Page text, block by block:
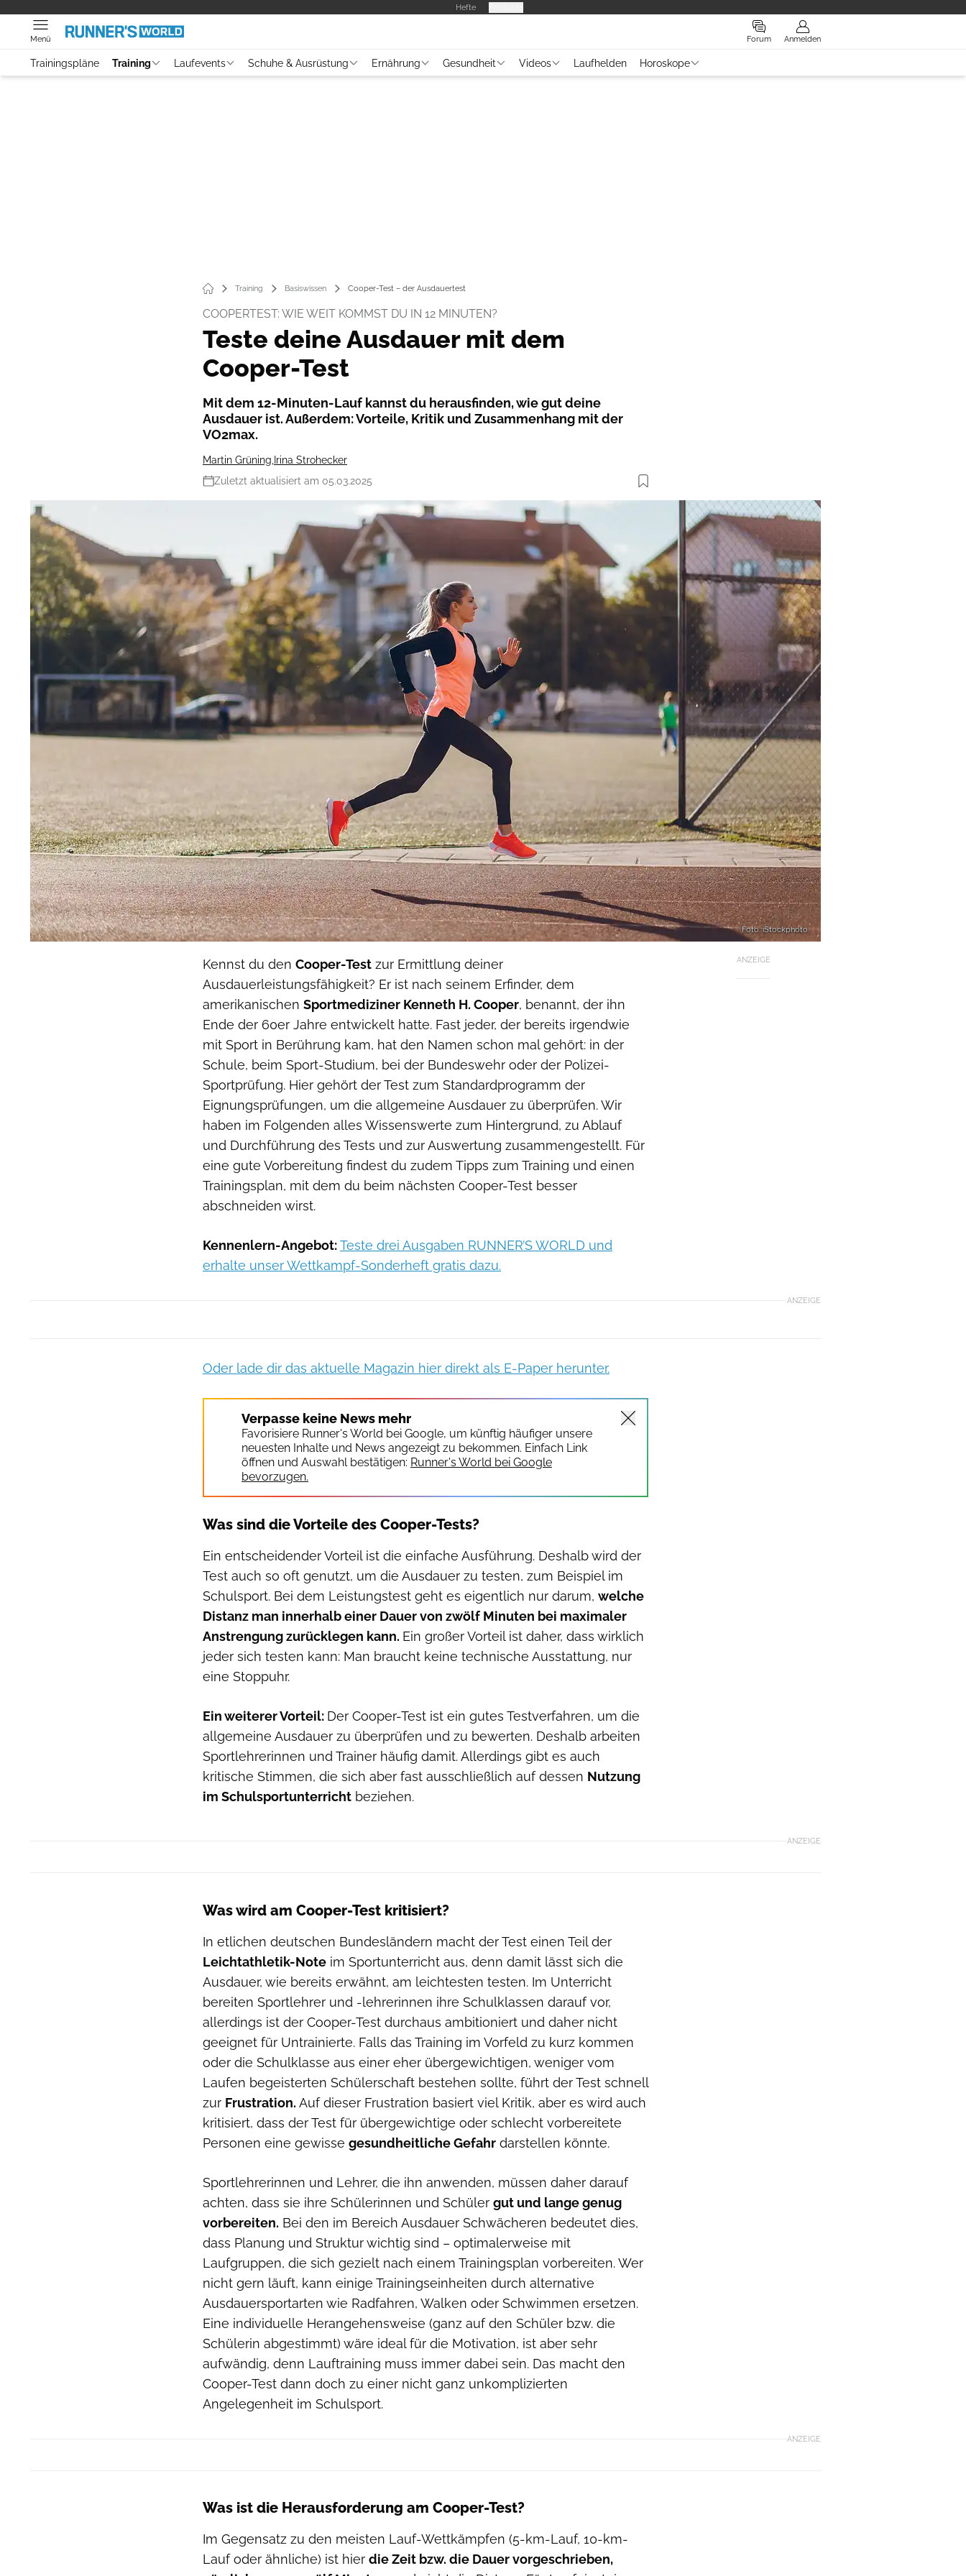
Hefte
Forum Anmelden
Menü
Trainingspläne Training Laufevents Schuhe & Ausrüstung Ernährung Gesundheit Videos Laufhelden Horoskope
Training Basiswissen Cooper-Test – der Ausdauertest
COOPERTEST: WIE WEIT KOMMST DU IN 12 MINUTEN?
Teste deine Ausdauer mit dem
Cooper-Test
Mit dem 12-Minuten-Lauf kannst du herausfinden, wie gut deine
Ausdauer ist. Außerdem: Vorteile, Kritik und Zusammenhang mit der
VO2max.
Martin Grüning Irina Strohecker
Zuletzt aktualisiert am 05.03.2025
Foto: iStockphoto
ANZEIGE
Kennst du den Cooper-Test zur Ermittlung deiner
Ausdauerleistungsfähigkeit? Er ist nach seinem Erfinder, dem
amerikanischen Sportmediziner Kenneth H. Cooper, benannt, der ihn
Ende der 60er Jahre entwickelt hatte. Fast jeder, der bereits irgendwie
mit Sport in Berührung kam, hat den Namen schon mal gehört: in der
Schule, beim Sport-Studium, bei der Bundeswehr oder der Polizei-
Sportprüfung. Hier gehört der Test zum Standardprogramm der
Eignungsprüfungen, um die allgemeine Ausdauer zu überprüfen. Wir
haben im Folgenden alles Wissenswerte zum Hintergrund, zu Ablauf
und Durchführung des Tests und zur Auswertung zusammengestellt. Für
eine gute Vorbereitung findest du zudem Tipps zum Training und einen
Trainingsplan, mit dem du beim nächsten Cooper-Test besser
abschneiden wirst.
Kennenlern-Angebot:Teste drei Ausgaben RUNNER’S WORLD und
erhalte unser Wettkampf-Sonderheft gratis dazu.
ANZEIGE
Oder lade dir das aktuelle Magazin hier direkt als E-Paper herunter.
Verpasse keine News mehr
Favorisiere Runner's World bei Google, um künftig häufiger unsere
neuesten Inhalte und News angezeigt zu bekommen. Einfach Link
öffnen und Auswahl bestätigen: Runner's World bei Google
bevorzugen.
Was sind die Vorteile des Cooper-Tests?
Ein entscheidender Vorteil ist die einfache Ausführung. Deshalb wird der
Test auch so oft genutzt, um die Ausdauer zu testen, zum Beispiel im
Schulsport. Bei dem Leistungstest geht es eigentlich nur darum, welche
Distanz man innerhalb einer Dauer von zwölf Minuten bei maximaler
Anstrengung zurücklegen kann. Ein großer Vorteil ist daher, dass wirklich
jeder sich testen kann: Man braucht keine technische Ausstattung, nur
eine Stoppuhr.
Ein weiterer Vorteil: Der Cooper-Test ist ein gutes Testverfahren, um die
allgemeine Ausdauer zu überprüfen und zu bewerten. Deshalb arbeiten
Sportlehrerinnen und Trainer häufig damit. Allerdings gibt es auch
kritische Stimmen, die sich aber fast ausschließlich auf dessen Nutzung
im Schulsportunterricht beziehen.
ANZEIGE
Was wird am Cooper-Test kritisiert?
In etlichen deutschen Bundesländern macht der Test einen Teil der
Leichtathletik-Note im Sportunterricht aus, denn damit lässt sich die
Ausdauer, wie bereits erwähnt, am leichtesten testen. Im Unterricht
bereiten Sportlehrer und -lehrerinnen ihre Schulklassen darauf vor,
allerdings ist der Cooper-Test durchaus ambitioniert und daher nicht
geeignet für Untrainierte. Falls das Training im Vorfeld zu kurz kommen
oder die Schulklasse aus einer eher übergewichtigen, weniger vom
Laufen begeisterten Schülerschaft bestehen sollte, führt der Test schnell
zur Frustration. Auf dieser Frustration basiert viel Kritik, aber es wird auch
kritisiert, dass der Test für übergewichtige oder schlecht vorbereitete
Personen eine gewisse gesundheitliche Gefahr darstellen könnte.
Sportlehrerinnen und Lehrer, die ihn anwenden, müssen daher darauf
achten, dass sie ihre Schülerinnen und Schüler gut und lange genug
vorbereiten. Bei den im Bereich Ausdauer Schwächeren bedeutet dies,
dass Planung und Struktur wichtig sind – optimalerweise mit
Laufgruppen, die sich gezielt nach einem Trainingsplan vorbereiten. Wer
nicht gern läuft, kann einige Trainingseinheiten durch alternative
Ausdauersportarten wie Radfahren, Walken oder Schwimmen ersetzen.
Eine individuelle Herangehensweise (ganz auf den Schüler bzw. die
Schülerin abgestimmt) wäre ideal für die Motivation, ist aber sehr
aufwändig, denn Lauftraining muss immer dabei sein. Das macht den
Cooper-Test dann doch zu einer nicht ganz unkomplizierten
Angelegenheit im Schulsport.
ANZEIGE
Was ist die Herausforderung am Cooper-Test?
Im Gegensatz zu den meisten Lauf-Wettkämpfen (5-km-Lauf, 10-km-
Lauf oder ähnliche) ist hier die Zeit bzw. die Dauer vorgeschrieben,